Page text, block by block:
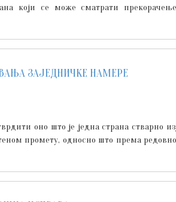
који се може сматрати
ЗАЈЕДНИЧКЕ НАМЕРЕ
оно што је једна страна стварно
промету, односно што према